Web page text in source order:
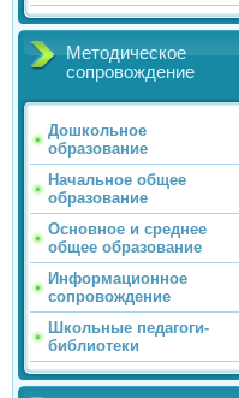
Методическое
сопровождение
Дошкольное
образование
Начальное общее
образование
Основное и среднее
общее образование
Информационное
сопровождение
Школьные педагоги-
библиотеки